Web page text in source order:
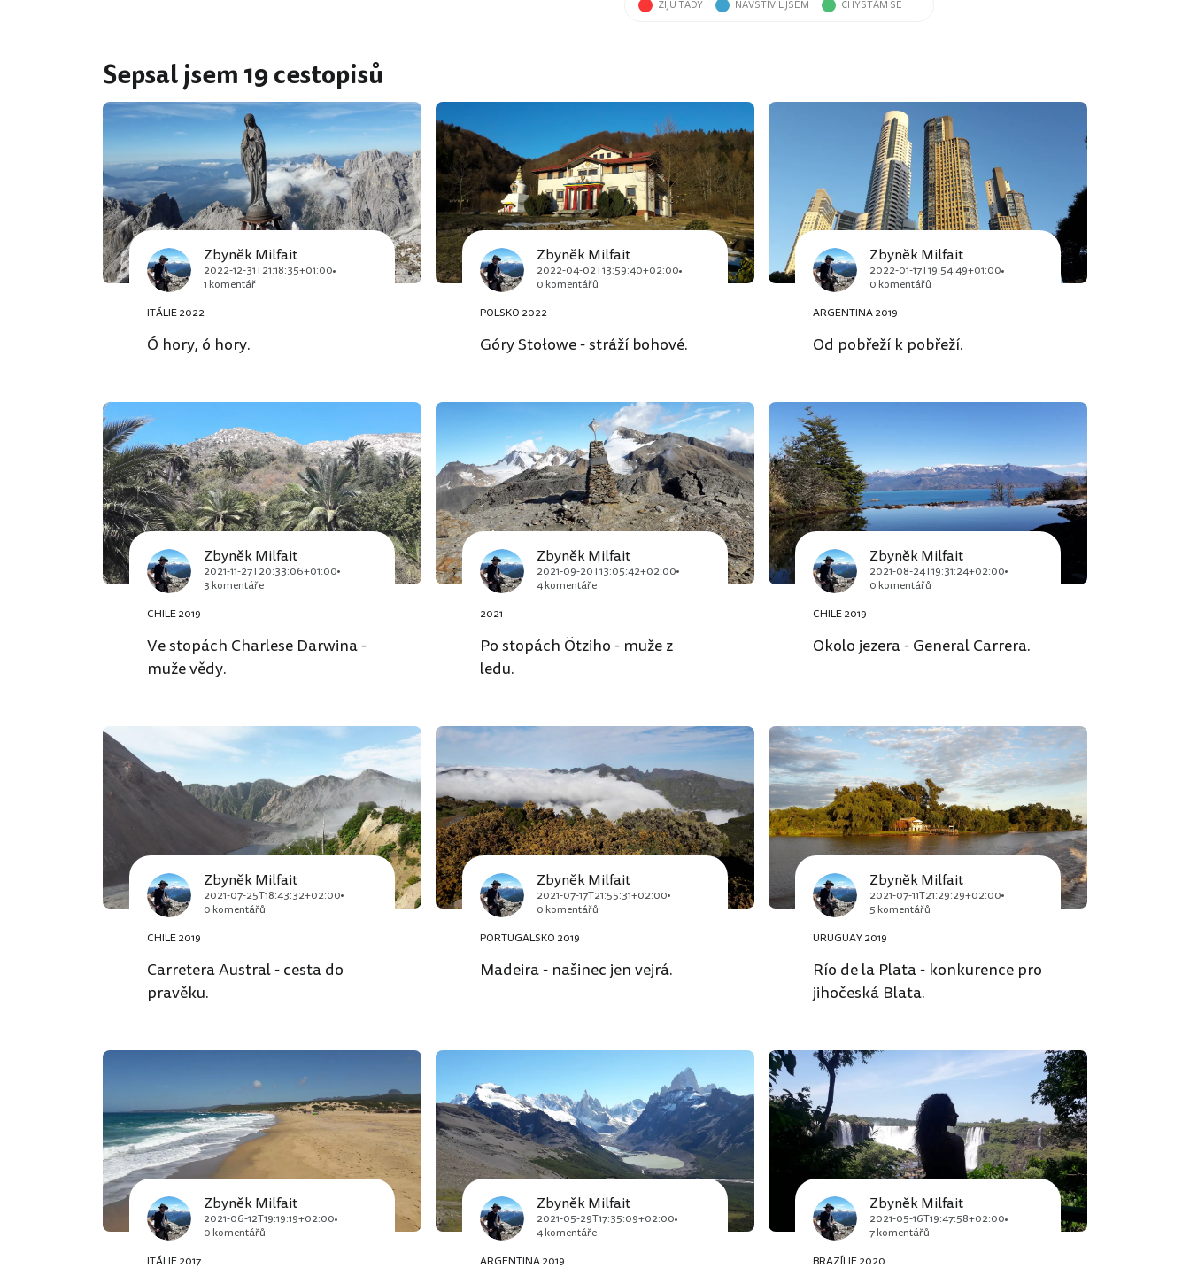
ŽIJU TADY NAVŠTÍVIL JSEM CHYSTÁM SE
Sepsal jsem 19 cestopisů
Zbyněk Milfait
2022-12-31T21:18:35+01:00
1 komentář
ITÁLIE 2022
Ó hory, ó hory.
Zbyněk Milfait
2022-04-02T13:59:40+02:00
0 komentářů
POLSKO 2022
Góry Stołowe - stráží bohové.
Zbyněk Milfait
2022-01-17T19:54:49+01:00
0 komentářů
ARGENTINA 2019
Od pobřeží k pobřeží.
Zbyněk Milfait
2021-11-27T20:33:06+01:00
3 komentáře
CHILE 2019
Ve stopách Charlese Darwina -
muže vědy.
Zbyněk Milfait
2021-09-20T13:05:42+02:00
4 komentáře
2021
Po stopách Ötziho - muže z
ledu.
Zbyněk Milfait
2021-08-24T19:31:24+02:00
0 komentářů
CHILE 2019
Okolo jezera - General Carrera.
Zbyněk Milfait
2021-07-25T18:43:32+02:00
0 komentářů
CHILE 2019
Carretera Austral - cesta do
pravěku.
Zbyněk Milfait
2021-07-17T21:55:31+02:00
0 komentářů
PORTUGALSKO 2019
Madeira - našinec jen vejrá.
Zbyněk Milfait
2021-07-11T21:29:29+02:00
5 komentářů
URUGUAY 2019
Río de la Plata - konkurence pro
jihočeská Blata.
Zbyněk Milfait
2021-06-12T19:19:19+02:00
0 komentářů
ITÁLIE 2017
Zbyněk Milfait
2021-05-29T17:35:09+02:00
4 komentáře
ARGENTINA 2019
Zbyněk Milfait
2021-05-16T19:47:58+02:00
7 komentářů
BRAZÍLIE 2020